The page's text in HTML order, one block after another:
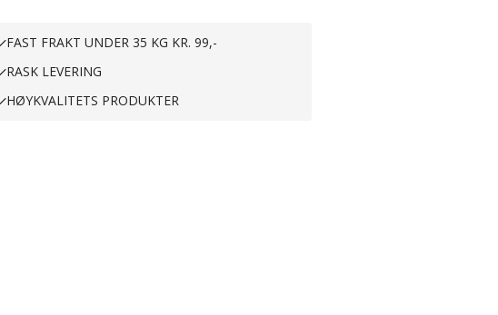
FAST FRAKT UNDER 35 KG KR. 99,-
RASK LEVERING
HØYKVALITETS PRODUKTER